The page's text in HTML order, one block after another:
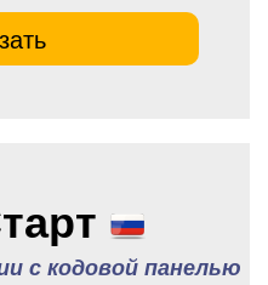
с кодовой панелью